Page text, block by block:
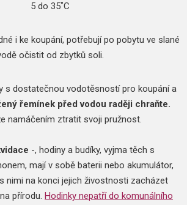
5 do 35˚C
i ke koupání, potřebují po pobytu ve slané
očistit od zbytků soli.
s dostatečnou vodotěsností pro koupání a
řemínek před vodou raději chraňte.
namáčením ztratit svoji pružnost.
-, hodiny a budíky, vyjma těch s
mají v sobě baterii nebo akumulátor,
nimi na konci jejich živostnosti zacházet
přírodu. Hodinky nepatří do komunálního